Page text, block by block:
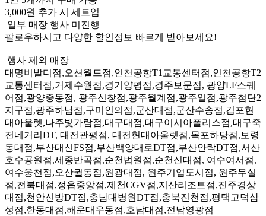
3,000원 추가 시 세트업
일부 매장 행사 미진행
팔로우하시고 다양한 할인정보 빠르게 받아보세요!
행사 제외 매장
대명비발디점,오션월드점,인천공항T1교통센터점,인천공항T2
교통센터점,거제수월점,경기양평점,경주보문점, 광양LF스퀘
어점,광양중동점, 광주신창점,광주월계점,광주일점,광주첨단2
지구점,광주하남점,구미인의점,군산대점,군산수송점,김포현
대아울렛,나주빛가람점,대구대점,대구이시아폴리스점,대구죽
전네거리DT, 대전관평점, 대전현대아울렛점,목포하당점,보령
동대점,부산대신FS점,부산백양대로DT점,부산안락DT점,서산
호수공원점,세종반곡점,순천법원점,순천신대점, 여수여서점,
여수웅천점,오산궐동점,원광대점, 원주기업도시점, 원주무실
점,전북대점,정읍중앙점,제천CGV점,지산리조트점,진주경상
대점,천안신방DT점,충남대병원DT점,충북진천점,평택고덕삼
성점,한동대점,해운대우동점,호남대점,전남영광점